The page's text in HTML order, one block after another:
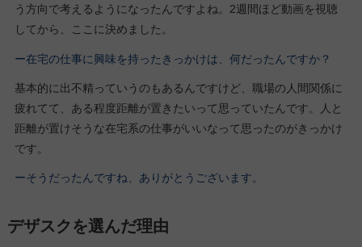
う方向で考えるようになったんですよね。2週間ほど動画を視聴
してから、ここに決めました。
ー在宅の仕事に興味を持ったきっかけは、何だったんですか？
基本的に出不精っていうのもあるんですけど、職場の人間関係に
疲れてて、ある程度距離が置きたいって思っていたんです。人と
距離が置けそうな在宅系の仕事がいいなって思ったのがきっかけ
です。
ーそうだったんですね、ありがとうございます。
デザスクを選んだ理由